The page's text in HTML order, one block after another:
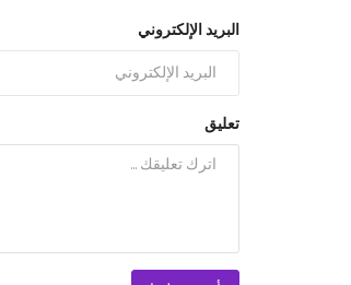
البريد الإلكتروني
تعليق